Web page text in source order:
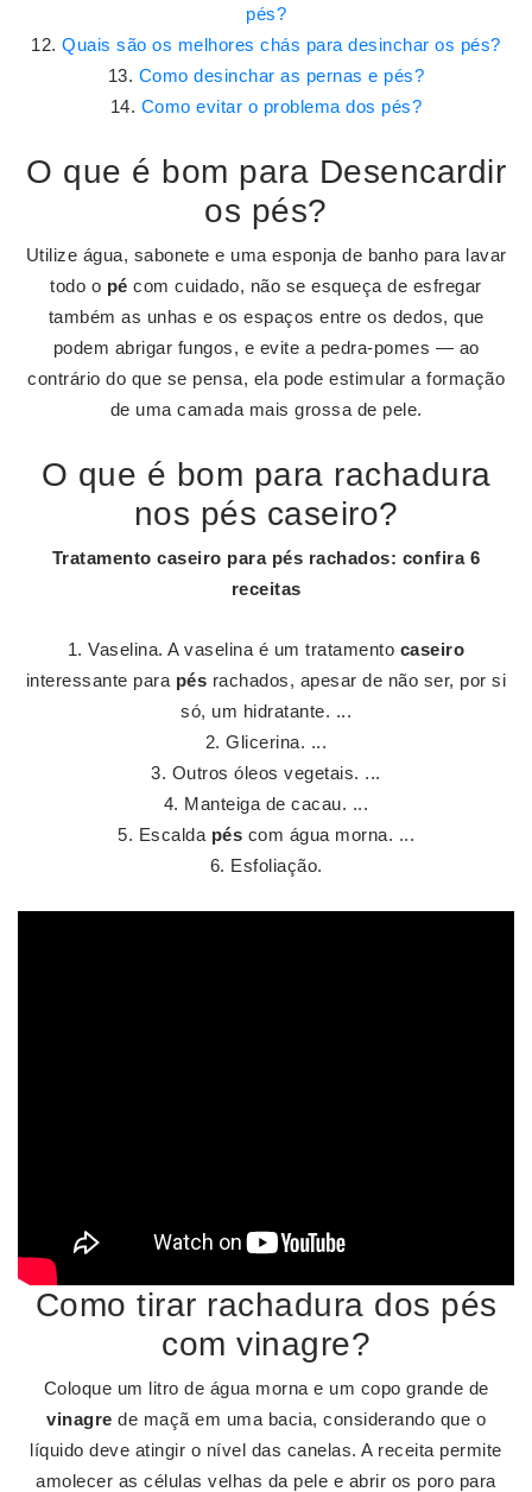
pés?
Quais são os melhores chás para desinchar os pés?
Como desinchar as pernas e pés?
Como evitar o problema dos pés?
O que é bom para Desencardir
os pés?
Utilize água, sabonete e uma esponja de banho para lavar
todo o pé com cuidado, não se esqueça de esfregar
também as unhas e os espaços entre os dedos, que
podem abrigar fungos, e evite a pedra-pomes — ao
contrário do que se pensa, ela pode estimular a formação
de uma camada mais grossa de pele.
O que é bom para rachadura
nos pés caseiro?
Tratamentocaseiro para pés rachados: confira 6
receitas
Vaselina. A vaselina é um tratamento caseiro
interessante para pés rachados, apesar de não ser, por si
só, um hidratante. ...
Glicerina. ...
Outros óleos vegetais. ...
Manteiga de cacau. ...
Escalda pés com água morna. ...
Esfoliação.
Como tirar rachadura dos pés
com vinagre?
Coloque um litro de água morna e um copo grande de
vinagre de maçã em uma bacia, considerando que o
líquido deve atingir o nível das canelas. A receita permite
amolecer as células velhas da pele e abrir os poro para